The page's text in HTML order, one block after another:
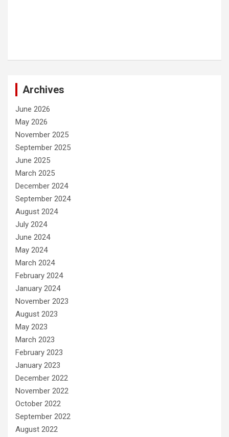
Archives
June 2026
May 2026
November 2025
September 2025
June 2025
March 2025
December 2024
September 2024
August 2024
July 2024
June 2024
May 2024
March 2024
February 2024
January 2024
November 2023
August 2023
May 2023
March 2023
February 2023
January 2023
December 2022
November 2022
October 2022
September 2022
August 2022